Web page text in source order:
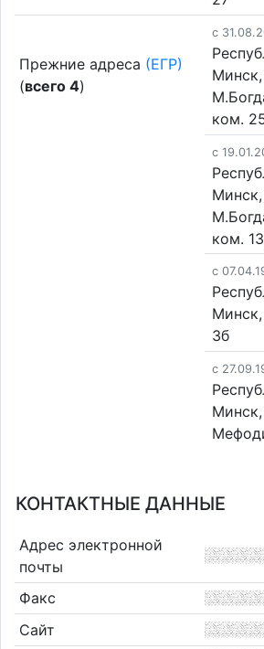
Прежние адреса (ЕГР)
(всего 4)
c
Минск,
ком.
c
Минск,
ком.
c
3б
c
КОНТАКТНЫЕ ДАННЫЕ
Адрес электронной
почты
Факс
Сайт